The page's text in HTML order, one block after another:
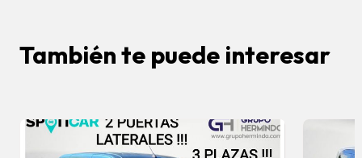
También te puede interesar